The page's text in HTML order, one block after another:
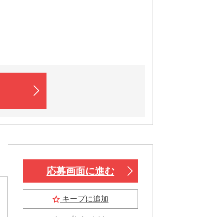
応募画面に進む
キープに追加